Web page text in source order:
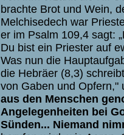
brachte Brot und Wein,
Melchisedech war
er im Psalm 109,4 sagt:
Du bist ein Priester auf
Was nun die
die Hebräer (8,3)
von Gaben und Opfern,"
aus den Menschen
Angelegenheiten bei
Sünden... Niemand